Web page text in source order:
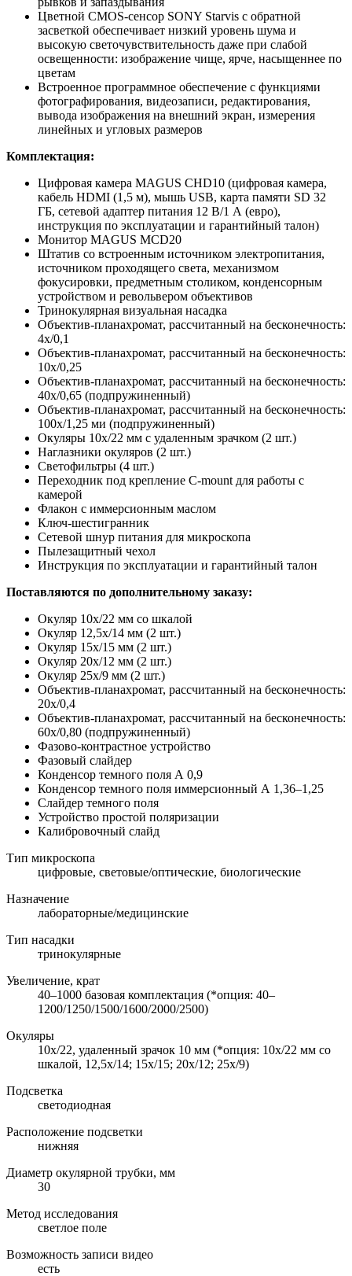
Цветной CMOS-сенсор SONY Starvis с обратной
засветкой обеспечивает низкий уровень шума и
высокую светочувствительность даже при слабой
освещенности: изображение чище, ярче, насыщеннее по
цветам
Встроенное программное обеспечение с функциями
фотографирования, видеозаписи, редактирования,
вывода изображения на внешний экран, измерения
линейных и угловых размеров
Комплектация:
Цифровая камера MAGUS CHD10 (цифровая камера,
кабель HDMI (1,5 м), мышь USB, карта памяти SD 32
ГБ, сетевой адаптер питания 12 В/1 А (евро),
инструкция по эксплуатации и гарантийный талон)
Монитор MAGUS MCD20
Штатив со встроенным источником электропитания,
источником проходящего света, механизмом
фокусировки, предметным столиком, конденсорным
устройством и револьвером объективов
Тринокулярная визуальная насадка
Объектив-планахромат, рассчитанный на бесконечность:
4x/0,1
Объектив-планахромат, рассчитанный на бесконечность:
10x/0,25
Объектив-планахромат, рассчитанный на бесконечность:
40x/0,65 (подпружиненный)
Объектив-планахромат, рассчитанный на бесконечность:
100x/1,25 ми (подпружиненный)
Окуляры 10x/22 мм с удаленным зрачком (2 шт.)
Наглазники окуляров (2 шт.)
Светофильтры (4 шт.)
Переходник под крепление C-mount для работы с
камерой
Флакон с иммерсионным маслом
Ключ-шестигранник
Сетевой шнур питания для микроскопа
Пылезащитный чехол
Инструкция по эксплуатации и гарантийный талон
Поставляются по дополнительному заказу:
Окуляр 10х/22 мм со шкалой
Окуляр 12,5x/14 мм (2 шт.)
Окуляр 15х/15 мм (2 шт.)
Окуляр 20х/12 мм (2 шт.)
Окуляр 25х/9 мм (2 шт.)
Объектив-планахромат, рассчитанный на бесконечность:
20х/0,4
Объектив-планахромат, рассчитанный на бесконечность:
60х/0,80 (подпружиненный)
Фазово-контрастное устройство
Фазовый слайдер
Конденсор темного поля А 0,9
Конденсор темного поля иммерсионный А 1,36–1,25
Слайдер темного поля
Устройство простой поляризации
Калибровочный слайд
Тип микроскопа
цифровые, световые/оптические, биологические
Назначение
лабораторные/медицинские
Тип насадки
тринокулярные
Увеличение, крат
40–1000 базовая комплектация (*опция: 40–
1200/1250/1500/1600/2000/2500)
Окуляры
10х/22, удаленный зрачок 10 мм (*опция: 10x/22 мм со
шкалой, 12,5x/14; 15х/15; 20х/12; 25х/9)
Подсветка
светодиодная
Расположение подсветки
нижняя
Диаметр окулярной трубки, мм
30
Метод исследования
светлое поле
Возможность записи видео
есть